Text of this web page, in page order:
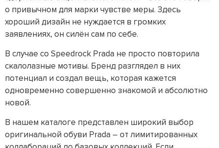
о привычном для марки чувстве меры. Здесь
хороший дизайн не нуждается в громких
заявлениях, он силён сам по себе.
В случае со Speedrock Prada не просто повторила
скалолазные мотивы. Бренд разглядел в них
потенциал и создал вещь, которая кажется
одновременно совершенно знакомой и абсолютно
новой.
В нашем каталоге представлен широкий выбор
оригинальной обуви Prada – от лимитированных